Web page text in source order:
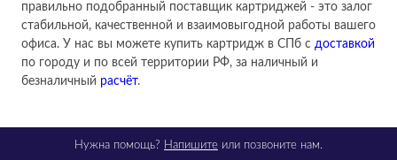
правильно подобранный поставщик картриджей - это залог
стабильной, качественной и взаимовыгодной работы вашего
офиса. У нас вы можете купить картридж в СПб с доставкой
по городу и по всей территории РФ, за наличный и
безналичный расчёт.
Нужна помощь? Напишите или позвоните нам.